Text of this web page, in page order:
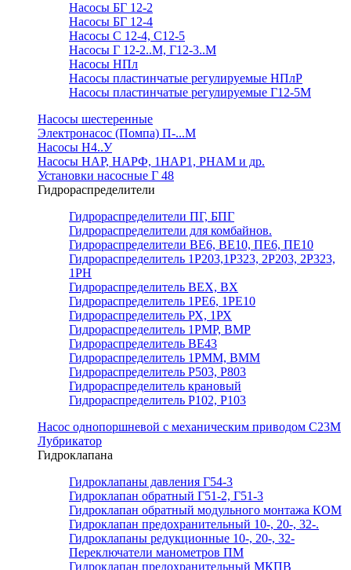
Насосы БГ 12-2
Насосы БГ 12-4
Насосы С 12-4, С12-5
Насосы Г 12-2..М, Г12-3..М
Насосы НПл
Насосы пластинчатые регулируемые НПлР
Насосы пластинчатые регулируемые Г12-5М
Насосы шестеренные
Электронасос (Помпа) П-...М
Насосы Н4..У
Насосы НАР, НАРФ, 1НАР1, РНАМ и др.
Установки насосные Г 48
Гидрораспределители
Гидрораспределители ПГ, БПГ
Гидрораспределители для комбайнов.
Гидрораспределители ВЕ6, ВЕ10, ПЕ6, ПЕ10
Гидрораспределитель 1Р203,1Р323, 2Р203, 2Р323,
1РН
Гидрораспределитель ВЕХ, ВХ
Гидрораспределитель 1РЕ6, 1РЕ10
Гидрораспределитель РХ, 1РХ
Гидрораспределитель 1РМР, ВМР
Гидрораспределитель ВЕ43
Гидрораспределитель 1РММ, ВММ
Гидрораспределитель Р503, Р803
Гидрораспределитель крановый
Гидрораспределитель Р102, Р103
Насос однопоршневой с механическим приводом С23М
Лубрикатор
Гидроклапана
Гидроклапаны давления Г54-3
Гидроклапан обратный Г51-2, Г51-3
Гидроклапан обратный модульного монтажа КОМ
Гидроклапан предохранительный 10-, 20-, 32-.
Гидроклапаны редукционные 10-, 20-, 32-
Переключатели манометров ПМ
Гидроклапан предохранительный МКПВ